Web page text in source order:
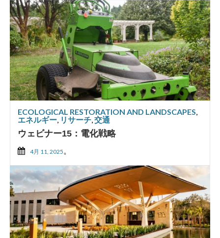
ECOLOGICAL RESTORATION AND LANDSCAPES,
エネルギー, リサーチ,交通
ウェビナー15：電化戦略
4月 11, 2025 。